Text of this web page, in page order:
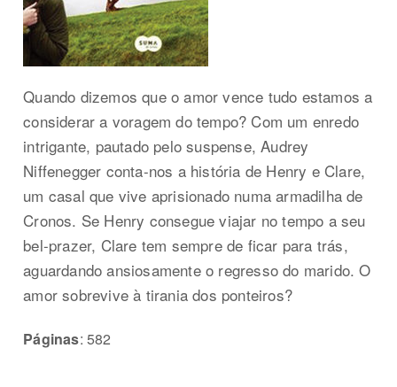
Quando dizemos que o amor vence tudo estamos a
considerar a voragem do tempo? Com um enredo
intrigante, pautado pelo suspense, Audrey
Niffenegger conta-nos a história de Henry e Clare,
um casal que vive aprisionado numa armadilha de
Cronos. Se Henry consegue viajar no tempo a seu
bel-prazer, Clare tem sempre de ficar para trás,
aguardando ansiosamente o regresso do marido. O
amor sobrevive à tirania dos ponteiros?
Páginas: 582